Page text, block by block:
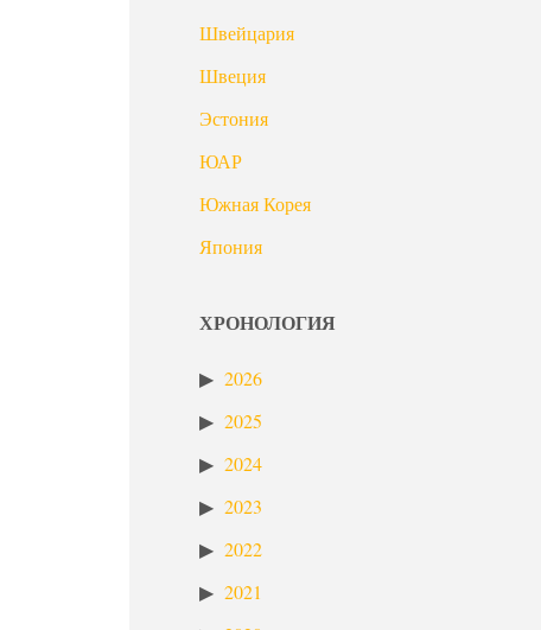
Швейцария
Швеция
Эстония
ЮАР
Южная Корея
Япония
ХРОНОЛОГИЯ
2026
2025
2024
2023
2022
2021